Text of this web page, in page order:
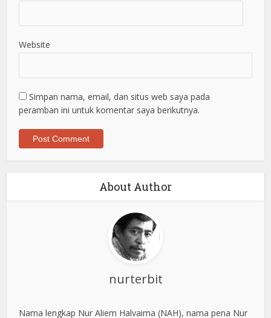
Website
Simpan nama, email, dan situs web saya pada
peramban ini untuk komentar saya berikutnya.
About Author
nurterbit
Nama lengkap Nur Aliem Halvaima (NAH), nama pena Nur